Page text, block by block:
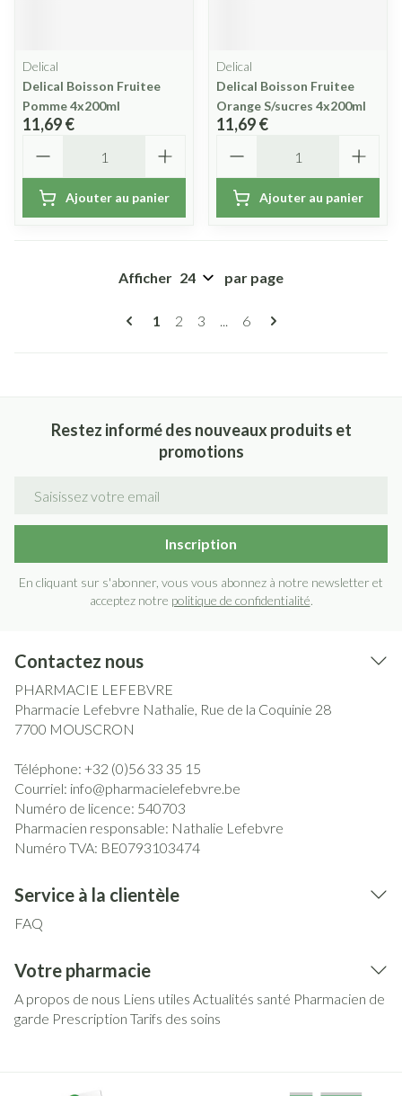
Delical
Delical Boisson Fruitee
Pomme 4x200ml
11,69 €
Ajouter au panier
Delical
Delical Boisson Fruitee
Orange S/sucres 4x200ml
11,69 €
Ajouter au panier
Pages
Vous lisez actuellement la page
1 Page
2 Page
3 ... Page
6
Afficher par page
Restez informé des nouveaux produits et
promotions
Inscription
En cliquant sur s'abonner, vous vous abonnez à notre newsletter et
acceptez notre politique de confidentialité.
Contactez nous
PHARMACIE LEFEBVRE
Pharmacie Lefebvre Nathalie, Rue de la Coquinie 28
7700 MOUSCRON
Téléphone: +32 (0)56 33 35 15
Courriel: info@pharmacielefebvre.be
Numéro de licence: 540703
Pharmacien responsable: Nathalie Lefebvre
Numéro TVA: BE0793103474
Service à la clientèle
FAQ
Votre pharmacie
A propos de nous Liens utiles Actualités santé Pharmacien de
garde Prescription Tarifs des soins